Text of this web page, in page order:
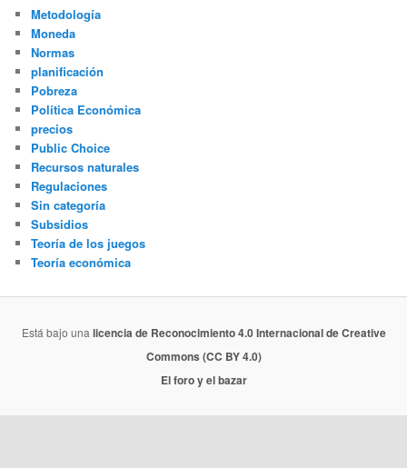
Metodología
Moneda
Normas
planificación
Pobreza
Política Económica
precios
Public Choice
Recursos naturales
Regulaciones
Sin categoría
Subsidios
Teoría de los juegos
Teoría económica
Está bajo una licencia de Reconocimiento 4.0 Internacional de Creative
Commons (CC BY 4.0)
El foro y el bazar